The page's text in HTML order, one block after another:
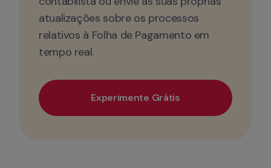
atualizações sobre os processos
relativos à Folha de Pagamento em
tempo real.
Experimente Grátis